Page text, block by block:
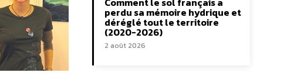
perdu sa mémoire hydrique et
déréglé tout le territoire
(2020-2026)
2 août 2026